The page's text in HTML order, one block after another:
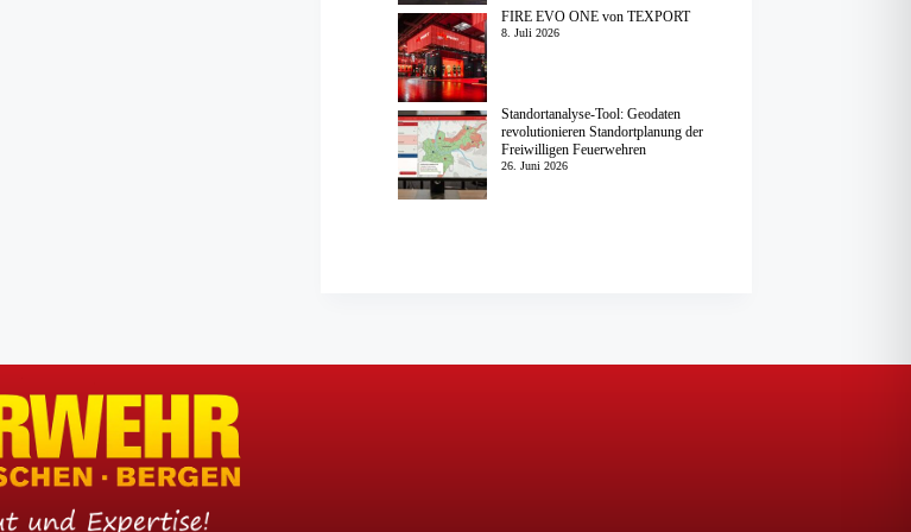
FIRE EVO ONE von TEXPORT
8. Juli 2026
Standortanalyse-Tool: Geodaten
revolutionieren Standortplanung der
Freiwilligen Feuerwehren
26. Juni 2026